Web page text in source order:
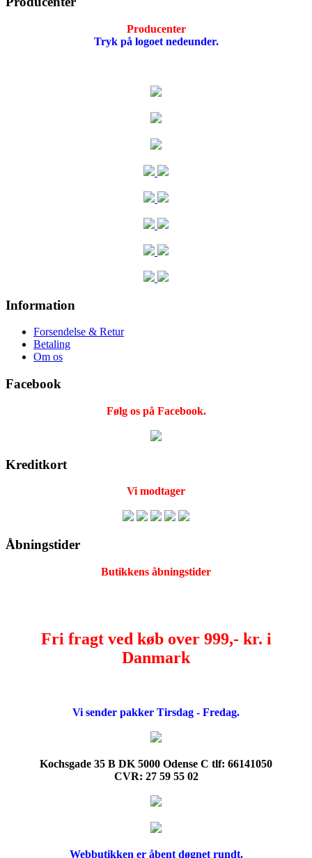
Producenter
Tryk på logoet nedeunder.
Information
Forsendelse & Retur
Betaling
Om os
Facebook
Følg os på Facebook.
Kreditkort
Vi modtager
Åbningstider
Butikkens åbningstider
Fri fragt ved køb over 999,- kr. i
Danmark
Vi sender pakker Tirsdag - Fredag.
Kochsgade 35 B DK 5000 Odense C tlf: 66141050
CVR: 27 59 55 02
Webbutikken er åbent døgnet rundt.